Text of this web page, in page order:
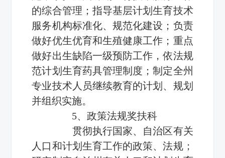
的综合管理；指导基层计划生育技术
服务机构标准化、规范化建设；负责
做好优生优育和生殖健康工作；重点
做好出生缺陷一级预防工作，依法规
范计划生育药具管理制度；制定全州
专业技术人员继续教育的计划、规划
并组织实施。
5、政策法规奖扶科
贯彻执行国家、自治区有关
人口和计划生育工作的政策、法规；